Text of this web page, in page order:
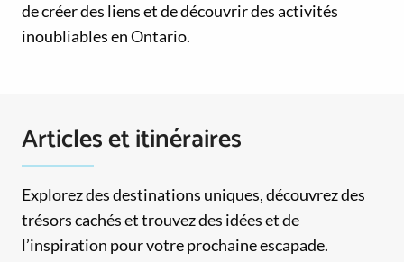
de créer des liens et de découvrir des activités
inoubliables en Ontario.
Articles et itinéraires
Explorez des destinations uniques, découvrez des
trésors cachés et trouvez des idées et de
l’inspiration pour votre prochaine escapade.